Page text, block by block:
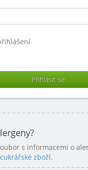
s informacemi o
cukrářské zboží.